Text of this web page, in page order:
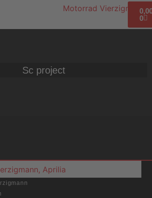
0
Sc project